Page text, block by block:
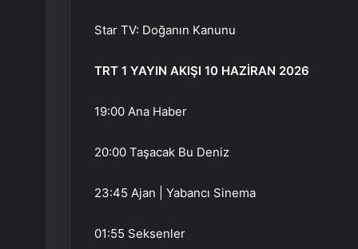
Star TV: Doğanın Kanunu
TRT 1 YAYIN AKIŞI 10 HAZİRAN 2026
19:00 Ana Haber
20:00 Taşacak Bu Deniz
23:45 Ajan | Yabancı Sinema
01:55 Seksenler